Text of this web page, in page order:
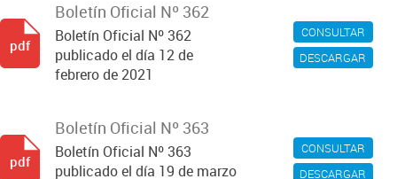
CONSULTAR
DESCARGAR
Boletín Oficial Nº 362
Boletín Oficial Nº 362
publicado el día 12 de
febrero de 2021
pdf
CONSULTAR
DESCARGAR
Boletín Oficial Nº 363
Boletín Oficial Nº 363
publicado el día 19 de marzo
pdf